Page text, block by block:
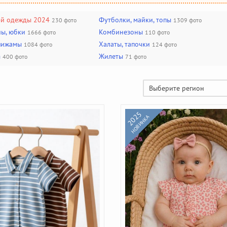
одежды 2024 230 фото Футболки, майки, топы 1309 фото
юбки 1666 фото Комбинезоны 110 фото
1084 фото Халаты, тапочки 124 фото
400 фото Жилеты 71 фото
Выберите регион
2025
НОВИНКА